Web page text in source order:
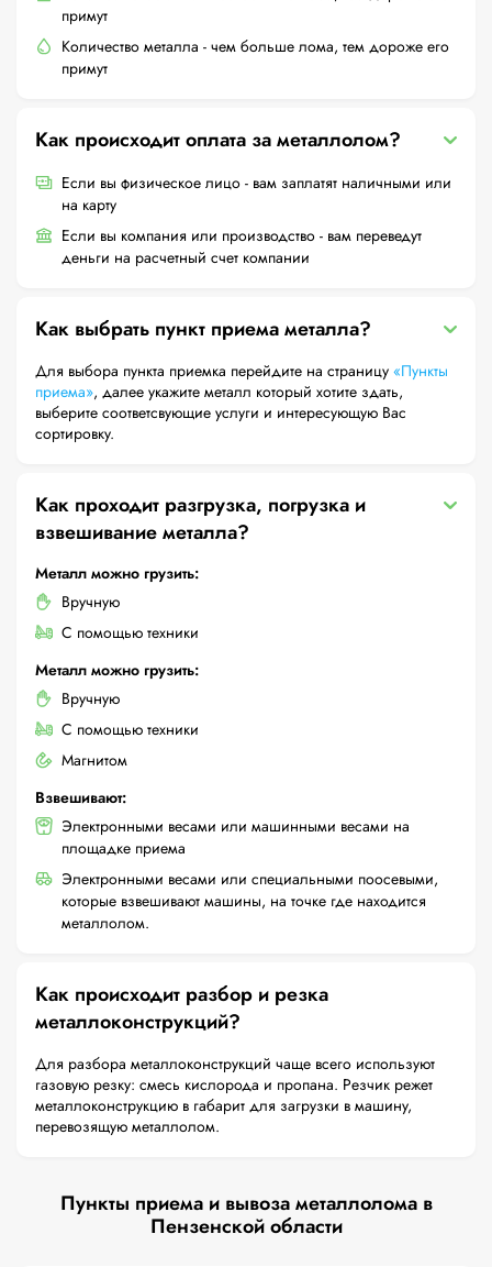
примут
Количество металла - чем больше лома, тем дороже его
примут
Как происходит оплата за металлолом?
Если вы физическое лицо - вам заплатят наличными или
на карту
Если вы компания или производство - вам переведут
деньги на расчетный счет компании
Как выбрать пункт приема металла?
Для выбора пункта приемка перейдите на страницу «Пункты
приема», далее укажите металл который хотите здать,
выберите соответсвующие услуги и интересующую Вас
сортировку.
Как проходит разгрузка, погрузка и
взвешивание металла?
Металл можно грузить:
Вручную
С помощью техники
Металл можно грузить:
Вручную
С помощью техники
Магнитом
Взвешивают:
Электронными весами или машинными весами на
площадке приема
Электронными весами или специальными поосевыми,
которые взвешивают машины, на точке где находится
металлолом.
Как происходит разбор и резка
металлоконструкций?
Для разбора металлоконструкций чаще всего используют
газовую резку: смесь кислорода и пропана. Резчик режет
металлоконструкцию в габарит для загрузки в машину,
перевозящую металлолом.
Пункты приема и вывоза металлолома в
Пензенской области